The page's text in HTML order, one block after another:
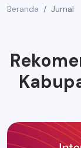
Beranda Jurnal